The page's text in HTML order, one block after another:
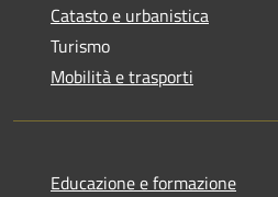
Catasto e urbanistica
Turismo
Mobilità e trasporti
Educazione e formazione